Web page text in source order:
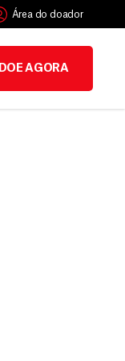
Área do doador
DOE AGORA